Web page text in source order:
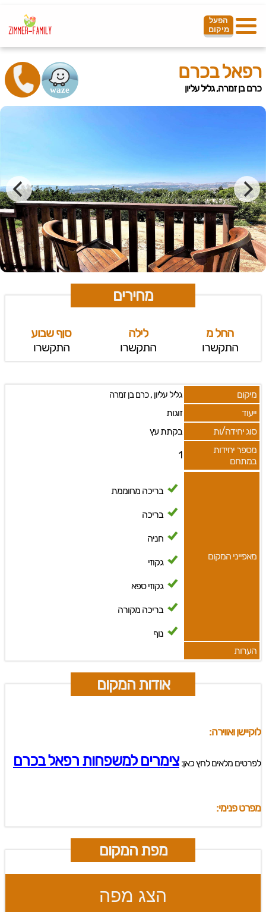
הפעל
מיקום
רפאל בכרם
כרם בן זמרה, גליל עליון
מחירים
החל מ
התקשרו
לילה
התקשרו
סןף שבוע
התקשרו
מיקום גליל עליון,כרם בן זמרה
ייעוד
זוגות
סוג יחידה/ות
בקתת עץ
מספר יחידות
במתחם
1
מאפייני המקום
בריכה מחוממת
בריכה
חניה
גקוזי
גקוזי ספא
בריכה מקורה
נוף
הערות
אודות המקום
לוקיישן ואווירה:
לפרטים מלאים לחץ כאן:צימרים למשפחות רפאל בכרם
מפרט פנימי:
מפת המקום
הצג מפה